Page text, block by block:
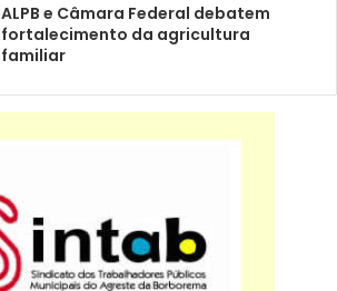
ALPB e Câmara Federal debatem
fortalecimento da agricultura
familiar